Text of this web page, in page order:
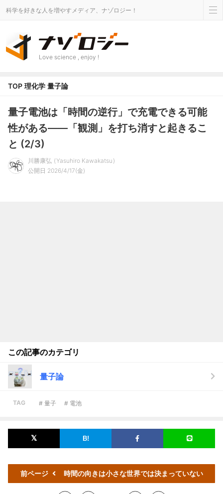
科学を好きな人を増やすメディア、ナゾロジー！
Love science , enjoy !
TOP 理化学 量子論
量子電池は「時間の逆行」で充電できる可能
性がある――「観測」を打ち消すと起きるこ
と (2/3)
川勝康弘
Yasuhiro Kawakatsu
公開日 2026/4/17(金)
この記事のカテゴリ
量子論
TAG # 量子 # 電池
前ページ 時間の向きは小さな世界では決まっていない